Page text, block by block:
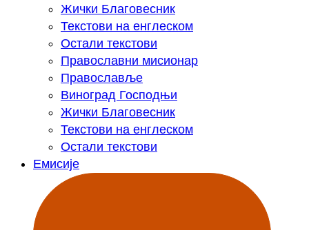
Жички Благовесник
Текстови на енглеском
Остали текстови
Православни мисионар
Православље
Виноград Господњи
Жички Благовесник
Текстови на енглеском
Остали текстови
Емисије